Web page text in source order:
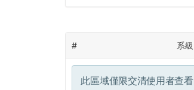
# 系級
此區域僅限交清使用者查看